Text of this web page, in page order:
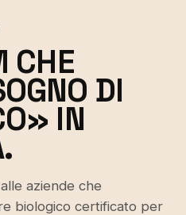
CHE
DI
IN
aziende che
biologico certificato per